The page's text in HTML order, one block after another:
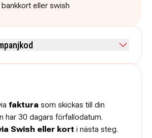
eller swish
faktura som skickas till din
har 30 dagars förfallodatum.
Swish eller kort i nästa steg.